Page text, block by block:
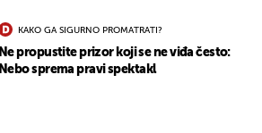
KAKO GA SIGURNO PROMATRATI?
Ne propustite prizor koji se ne viđa često:
Nebo sprema pravi spektakl